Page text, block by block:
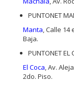
PUNTONET
Manta, Calle 14
Baja.
PUNTONET EL
El Coca, Av.
2do. Piso.